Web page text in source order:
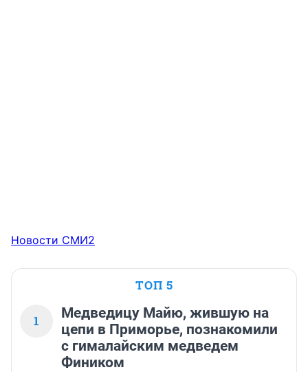
Новости СМИ2
ТОП 5
1
Медведицу Майю, жившую на
цепи в Приморье, познакомили
с гималайским медведем
Фиником